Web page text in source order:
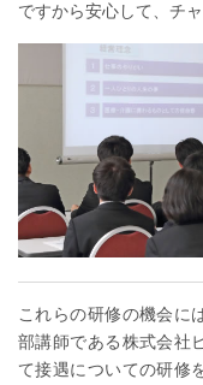
ですから安心して、チ
これらの研修の機会に
部講師である株式会社
て接遇についての研修